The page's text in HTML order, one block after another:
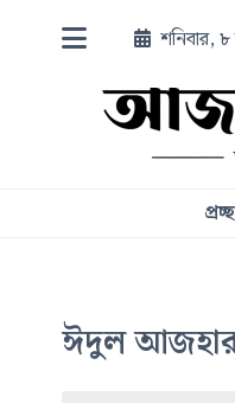
শনিবার,
ঈদুল আজহার